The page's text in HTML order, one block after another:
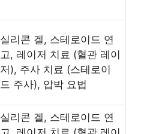
실리콘 겔, 스테로이드 연
고, 레이저 치료 (혈관 레이
저), 주사 치료 (스테로이
드 주사), 압박 요법
실리콘 겔, 스테로이드 연